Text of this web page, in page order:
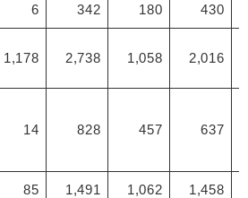
6 342 180 430
1,178 2,738 1,058 2,016
14 828 457 637
85 1,491 1,062 1,458